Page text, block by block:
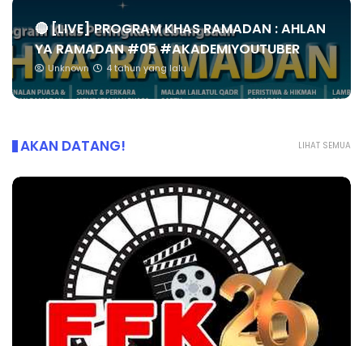
🔴 [LIVE] PROGRAM KHAS RAMADAN : AHLAN
YA RAMADAN #05 #AKADEMIYOUTUBER
Unknown 4 tahun yang lalu
LIHAT SEMUA
AKAN DATANG!